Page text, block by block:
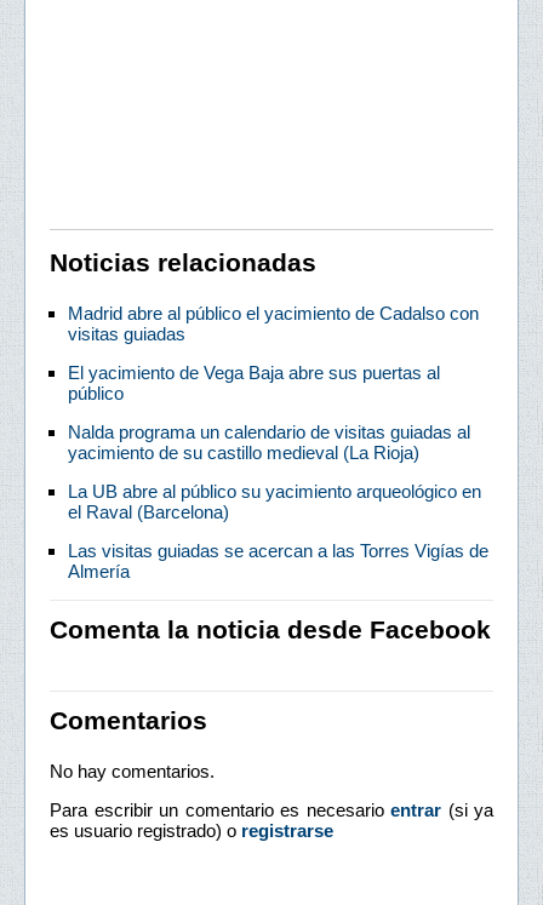
Noticias relacionadas
Madrid abre al público el yacimiento de Cadalso con
visitas guiadas
El yacimiento de Vega Baja abre sus puertas al
público
Nalda programa un calendario de visitas guiadas al
yacimiento de su castillo medieval (La Rioja)
La UB abre al público su yacimiento arqueológico en
el Raval (Barcelona)
Las visitas guiadas se acercan a las Torres Vigías de
Almería
Comenta la noticia desde Facebook
Comentarios
No hay comentarios.
Para escribir un comentario es necesario entrar (si ya
es usuario registrado) o registrarse